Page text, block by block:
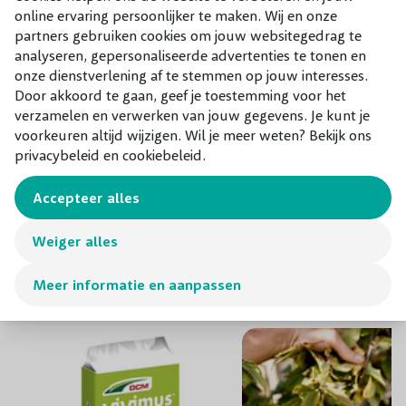
online ervaring persoonlijker te maken. Wij en onze
partners gebruiken cookies om jouw websitegedrag te
analyseren, gepersonaliseerde advertenties te tonen en
onze dienstverlening af te stemmen op jouw interesses.
Door akkoord te gaan, geef je toestemming voor het
verzamelen en verwerken van jouw gegevens. Je kunt je
voorkeuren altijd wijzigen. Wil je meer weten? Bekijk ons
privacybeleid en cookiebeleid.
Meer informatie en aanpassen
Weiger alles
Accepteer alles
Hierdoor is het een van de populairste appelrassen voor
zowel hobbytuiniers als professionele fruittelers.
De Elstar boom is niet alleen functioneel door zijn
smakelijke appels, maar ook een prachtige aanvulling in
elke tuin. In het voorjaar komt de boom in bloei met
mooie, witte bloesems, die niet alleen aantrekkelijk zijn
voor het oog, maar ook bijen en andere bestuivers
aantrekken. Later in het jaar vormen zich de kenmerkende
beginners als ervaren tuiniers.
Elstar appelboom kopen bij
Bomenenzo.nl?
Wil je een Elstar appelboom kopen? Dan ben je bij
vertel je er meer over.
Boudewijn van der
Slikke
Combineer met